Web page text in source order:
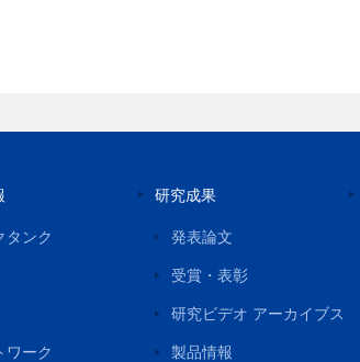
タンク
ワーク
研究成果
発表論文
受賞・表彰
研究ビデオ アーカイブス
製品情報